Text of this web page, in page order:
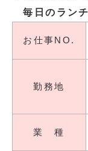
毎日のランチ
お仕事NO.
勤務地
業 種